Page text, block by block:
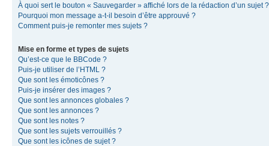
À quoi sert le bouton « Sauvegarder » affiché lors de la rédaction d’un sujet ?
Pourquoi mon message a-t-il besoin d’être approuvé ?
Comment puis-je remonter mes sujets ?
Mise en forme et types de sujets
Qu’est-ce que le BBCode ?
Puis-je utiliser de l’HTML ?
Que sont les émoticônes ?
Puis-je insérer des images ?
Que sont les annonces globales ?
Que sont les annonces ?
Que sont les notes ?
Que sont les sujets verrouillés ?
Que sont les icônes de sujet ?